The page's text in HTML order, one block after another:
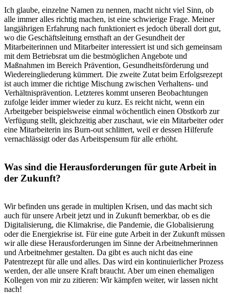
Ich glaube, einzelne Namen zu nennen, macht nicht viel Sinn, ob
alle immer alles richtig machen, ist eine schwierige Frage. Meiner
langjährigen Erfahrung nach funktioniert es jedoch überall dort gut,
wo die Geschäftsleitung ernsthaft an der Gesundheit der
Mitarbeiterinnen und Mitarbeiter interessiert ist und sich gemeinsam
mit dem Betriebsrat um die bestmöglichen Angebote und
Maßnahmen im Bereich Prävention, Gesundheitsförderung und
Wiedereingliederung kümmert. Die zweite Zutat beim Erfolgsrezept
ist auch immer die richtige Mischung zwischen Verhaltens- und
Verhältnisprävention. Letzteres kommt unseren Beobachtungen
zufolge leider immer wieder zu kurz. Es reicht nicht, wenn ein
Arbeitgeber beispielsweise einmal wöchentlich einen Obstkorb zur
Verfügung stellt, gleichzeitig aber zuschaut, wie ein Mitarbeiter oder
eine Mitarbeiterin ins Burn-out schlittert, weil er dessen Hilferufe
vernachlässigt oder das Arbeitspensum für alle erhöht.
Was sind die Herausforderungen für gute Arbeit in
der Zukunft?
Wir befinden uns gerade in multiplen Krisen, und das macht sich
auch für unsere Arbeit jetzt und in Zukunft bemerkbar, ob es die
Digitalisierung, die Klimakrise, die Pandemie, die Globalisierung
oder die Energiekrise ist. Für eine gute Arbeit in der Zukunft müssen
wir alle diese Herausforderungen im Sinne der Arbeitnehmerinnen
und Arbeitnehmer gestalten. Da gibt es auch nicht das eine
Patentrezept für alle und alles. Das wird ein kontinuierlicher Prozess
werden, der alle unsere Kraft braucht. Aber um einen ehemaligen
Kollegen von mir zu zitieren: Wir kämpfen weiter, wir lassen nicht
nach!